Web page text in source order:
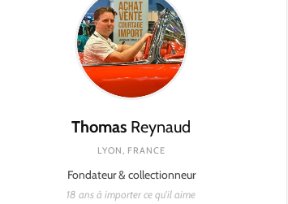
Thomas Reynaud
LYON, FRANCE
Fondateur & collectionneur
18 ans à importer ce qu'il aime